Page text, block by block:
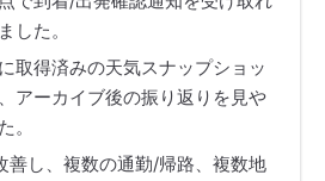
した。
取得済みの天気スナップショッ
アーカイブ後の振り返りを見や
。
善し、複数の通勤/帰路、複数地